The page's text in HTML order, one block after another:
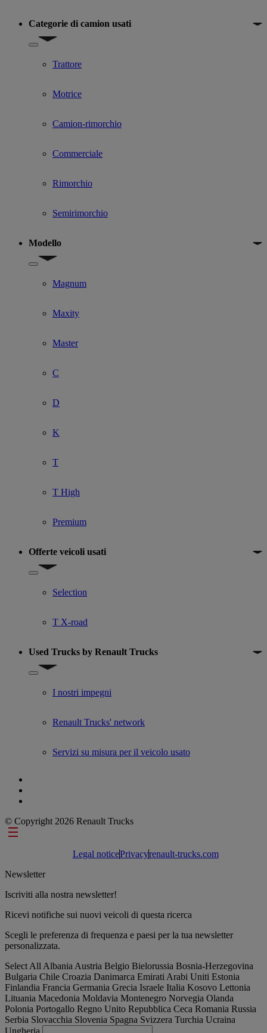
Categorie di camion usati
Show submenu for Categorie di camion usati
Trattore
Motrice
Camion-rimorchio
Commerciale
Rimorchio
Semirimorchio
Modello
Show submenu for Modello
Magnum
Maxity
Master
C
D
K
T
T High
Premium
Offerte veicoli usati
Show submenu for Offerte veicoli usati
Selection
T X-road
Used Trucks by Renault Trucks
Show submenu for Used Trucks by Renault Trucks
I nostri impegni
Renault Trucks' network
Servizi su misura per il veicolo usato
© Copyright 2026 Renault Trucks
Footer links
Legal noticePrivacyrenault-trucks.com
Newsletter
Iscriviti alla nostra newsletter!
Ricevi notifiche sui nuovi veicoli di questa ricerca
Scegli le preferenza di frequenza e paesi per la tua newsletter
personalizzata.
Select All Albania Austria Belgio Bielorussia Bosnia-Herzegovina
Bulgaria Chile Croazia Danimarca Emirati Arabi Uniti Estonia
Finlandia Francia Germania Grecia Israele Italia Kosovo Lettonia
Lituania Macedonia Moldavia Montenegro Norvegia Olanda
Polonia Portogallo Regno Unito Repubblica Ceca Romania Russia
Serbia Slovacchia Slovenia Spagna Svizzera Turchia Ucraina
Ungheria